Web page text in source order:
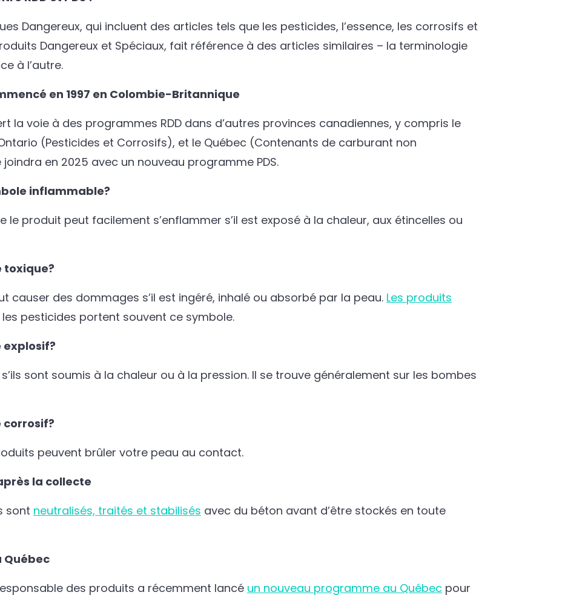
Dangereux, qui incluent des articles tels que les pesticides, l’essence, les corrosifs et
Dangereux et Spéciaux, fait référence à des articles similaires – la terminologie
à l’autre.
en 1997 en Colombie-Britannique
la voie à des programmes RDD dans d’autres provinces canadiennes, y compris le
(Pesticides et Corrosifs), et le Québec (Contenants de carburant non
en 2025 avec un nouveau programme PDS.
inflammable?
le produit peut facilement s’enflammer s’il est exposé à la chaleur, aux étincelles ou
toxique?
causer des dommages s’il est ingéré, inhalé ou absorbé par la peau. Les produits
pesticides portent souvent ce symbole.
explosif?
sont soumis à la chaleur ou à la pression. Il se trouve généralement sur les bombes
corrosif?
peuvent brûler votre peau au contact.
la collecte
sont neutralisés, traités et stabilisés avec du béton avant d’être stockés en toute
Québec
des produits a récemment lancé un nouveau programme au Québec pour